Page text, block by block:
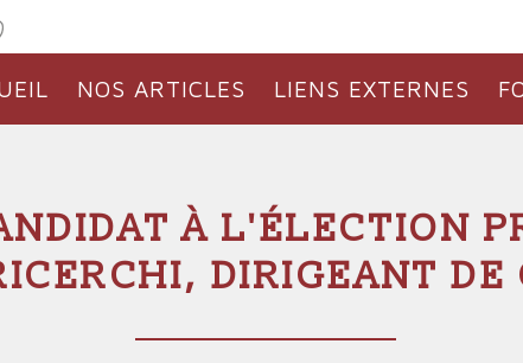
NOS ARTICLES LIENS EXTERNES
À L'ÉLECTION
DIRIGEANT DE